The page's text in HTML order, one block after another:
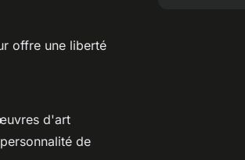
offre une liberté
d'art
de